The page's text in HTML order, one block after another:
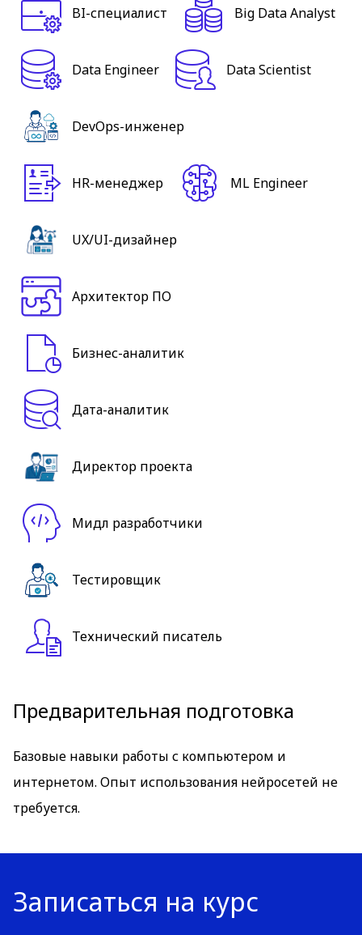
BI-специалист Big Data Analyst
Data Engineer Data Scientist
DevOps-инженер
HR-менеджер ML Engineer
UX/UI-дизайнер
Архитектор ПО
Бизнес-аналитик
Дата-аналитик
Директор проекта
Мидл разработчики
Тестировщик
Технический писатель
Предварительная подготовка
Базовые навыки работы с компьютером и
интернетом. Опыт использования нейросетей не
требуется.
Записаться на курс